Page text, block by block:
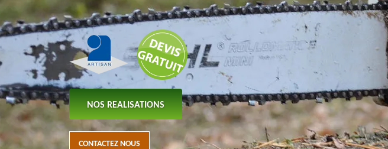
NOS REALISATIONS
CONTACTEZ NOUS